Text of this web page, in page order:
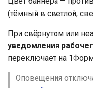
(тёмный в светлой,
При свёрнутом или
уведомления
переключает на
Оповещения